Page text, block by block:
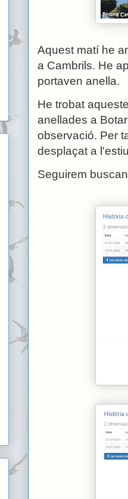
Aquest matí he
a Cambrils. He
portaven anella.
He trobat
anellades a
observació. Per
desplaçat a
Seguirem